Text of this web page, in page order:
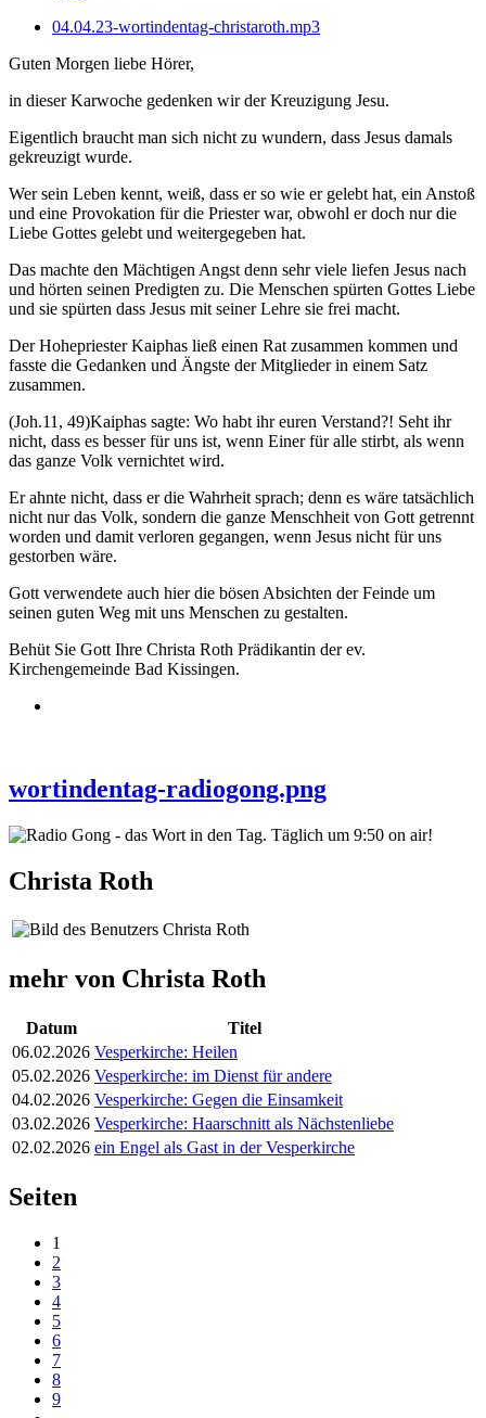
04.04.23-wortindentag-christaroth.mp3
Guten Morgen liebe Hörer,
in dieser Karwoche gedenken wir der Kreuzigung Jesu.
Eigentlich braucht man sich nicht zu wundern, dass Jesus damals
gekreuzigt wurde.
Wer sein Leben kennt, weiß, dass er so wie er gelebt hat, ein Anstoß
und eine Provokation für die Priester war, obwohl er doch nur die
Liebe Gottes gelebt und weitergegeben hat.
Das machte den Mächtigen Angst denn sehr viele liefen Jesus nach
und hörten seinen Predigten zu. Die Menschen spürten Gottes Liebe
und sie spürten dass Jesus mit seiner Lehre sie frei macht.
Der Hohepriester Kaiphas ließ einen Rat zusammen kommen und
fasste die Gedanken und Ängste der Mitglieder in einem Satz
zusammen.
(Joh.11, 49)Kaiphas sagte: Wo habt ihr euren Verstand?! Seht ihr
nicht, dass es besser für uns ist, wenn Einer für alle stirbt, als wenn
das ganze Volk vernichtet wird.
Er ahnte nicht, dass er die Wahrheit sprach; denn es wäre tatsächlich
nicht nur das Volk, sondern die ganze Menschheit von Gott getrennt
worden und damit verloren gegangen, wenn Jesus nicht für uns
gestorben wäre.
Gott verwendete auch hier die bösen Absichten der Feinde um
seinen guten Weg mit uns Menschen zu gestalten.
Behüt Sie Gott Ihre Christa Roth Prädikantin der ev.
Kirchengemeinde Bad Kissingen.
wortindentag-radiogong.png
Christa Roth
mehr von Christa Roth
Datum
Titel
06.02.2026 Vesperkirche: Heilen
05.02.2026 Vesperkirche: im Dienst für andere
04.02.2026 Vesperkirche: Gegen die Einsamkeit
03.02.2026 Vesperkirche: Haarschnitt als Nächstenliebe
02.02.2026 ein Engel als Gast in der Vesperkirche
Seiten
1
2
3
4
5
6
7
8
9